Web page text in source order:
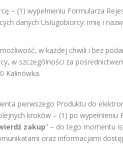
– (1) wypełnieniu Formularza
danych Usługobiorcy: imię i
w każdej chwili i bez
w szczególności za
Kalinówka.
pierwszego Produktu do
kroków – (1) po wypełnieniu
zakup” – do tego momentu
oraz informacjami